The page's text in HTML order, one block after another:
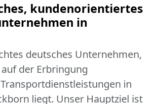
kundenorientiertes
in
deutsches Unternehmen,
der Erbringung
in
liegt. Unser Hauptziel ist